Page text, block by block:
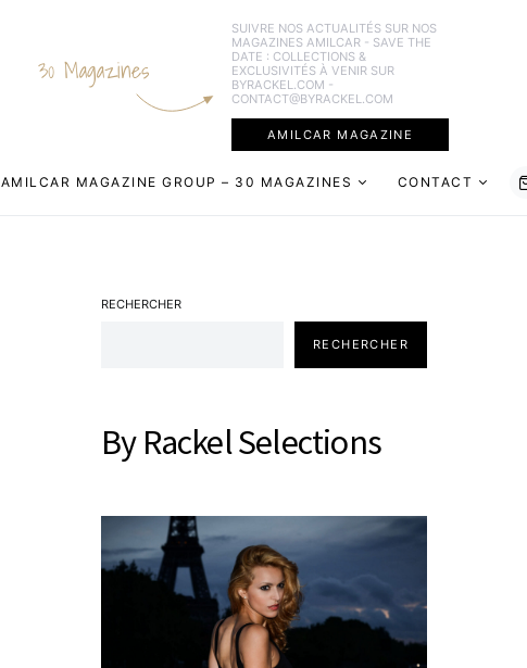
30 Magazines
SUIVRE NOS ACTUALITÉS SUR NOS
MAGAZINES AMILCAR - SAVE THE
DATE : COLLECTIONS &
EXCLUSIVITÉS À VENIR SUR
BYRACKEL.COM -
CONTACT@BYRACKEL.COM
AMILCAR MAGAZINE
AMILCAR MAGAZINE GROUP – 30 MAGAZINES CONTACT
RECHERCHER
RECHERCHER
By Rackel Selections